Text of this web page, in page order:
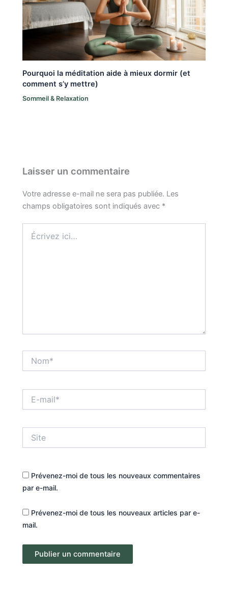
Pourquoi la méditation aide à mieux dormir (et
comment s’y mettre)
Sommeil & Relaxation
Laisser un commentaire
Votre adresse e-mail ne sera pas publiée. Les
champs obligatoires sont indiqués avec *
ici…
mail*
Prévenez-moi de tous les nouveaux commentaires
par e-mail.
Prévenez-moi de tous les nouveaux articles par e-
mail.